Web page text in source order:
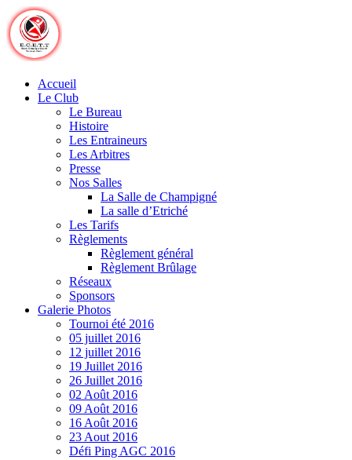
Skip
to
content
Accueil
Le Club
Le Bureau
Histoire
Les Entraineurs
Les Arbitres
Presse
Nos Salles
La Salle de Champigné
La salle d’Etriché
Les Tarifs
Règlements
Règlement général
Règlement Brûlage
Réseaux
Sponsors
Galerie Photos
Tournoi été 2016
05 juillet 2016
12 juillet 2016
19 Juillet 2016
26 Juillet 2016
02 Août 2016
09 Août 2016
16 Août 2016
23 Aout 2016
Défi Ping AGC 2016